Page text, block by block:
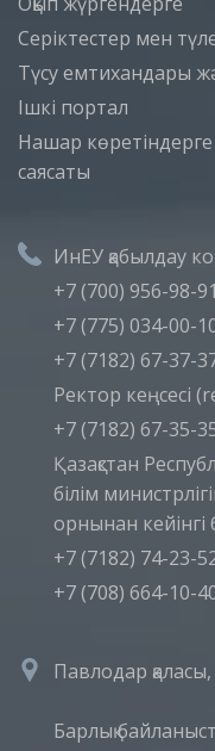
Серіктестер мен
Түсу емтихандары
Iшкi портал
Нашар көретіндерге
саясаты
ИнЕУ қабылдау
+7 (700) 956-98-91
+7 (775) 034-00-
+7 (7182) 67-37-
Ректор кеңсесі
+7 (7182) 67-35-
Қазақстан
білім
орнынан кейінгі
+7 (7182) 74-23-
+7 (708) 664-10-
Павлодар
Барлық